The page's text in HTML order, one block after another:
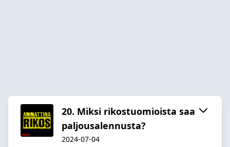
20. Miksi rikostuomioista saa
paljousalennusta?
2024-07-04